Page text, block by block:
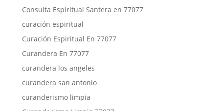
Consulta Espiritual Santera en 77077
curación espiritual
Curación Espiritual En 77077
Curandera En 77077
curandera los angeles
curandera san antonio
curanderismo limpia